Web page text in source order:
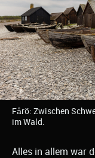
Fårö: Zwischen
im Wald.
Alles in allem war